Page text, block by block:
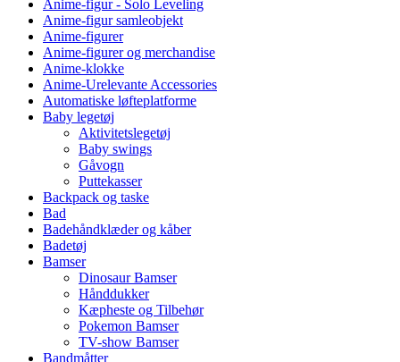
Anime-figur - Solo Leveling
Anime-figur samleobjekt
Anime-figurer
Anime-figurer og merchandise
Anime-klokke
Anime-Urelevante Accessories
Automatiske løfteplatforme
Baby legetøj
Aktivitetslegetøj
Baby swings
Gåvogn
Puttekasser
Backpack og taske
Bad
Badehåndklæder og kåber
Badetøj
Bamser
Dinosaur Bamser
Hånddukker
Kæpheste og Tilbehør
Pokemon Bamser
TV-show Bamser
Bandmåtter